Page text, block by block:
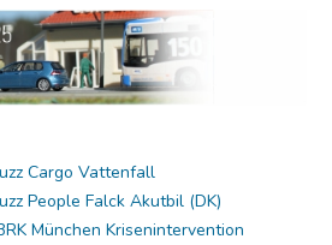
Cargo Vattenfall
People Falck Akutbil (DK)
München Krisenintervention